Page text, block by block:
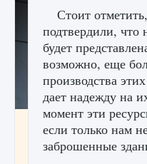
Все новые функции в
FC 25
9 августа 2024
Стоит
подтвердили, что
будет
возможно, еще
производства
дает надежду на
момент эти
если только нам
заброшенные